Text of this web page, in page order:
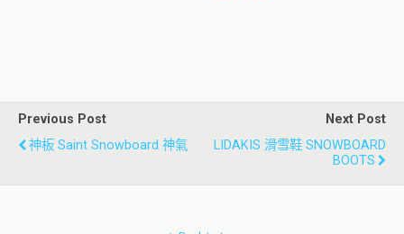
Previous Post
神板 Saint Snowboard 神氣
Next Post
LIDAKIS 滑雪鞋 SNOWBOARD
BOOTS